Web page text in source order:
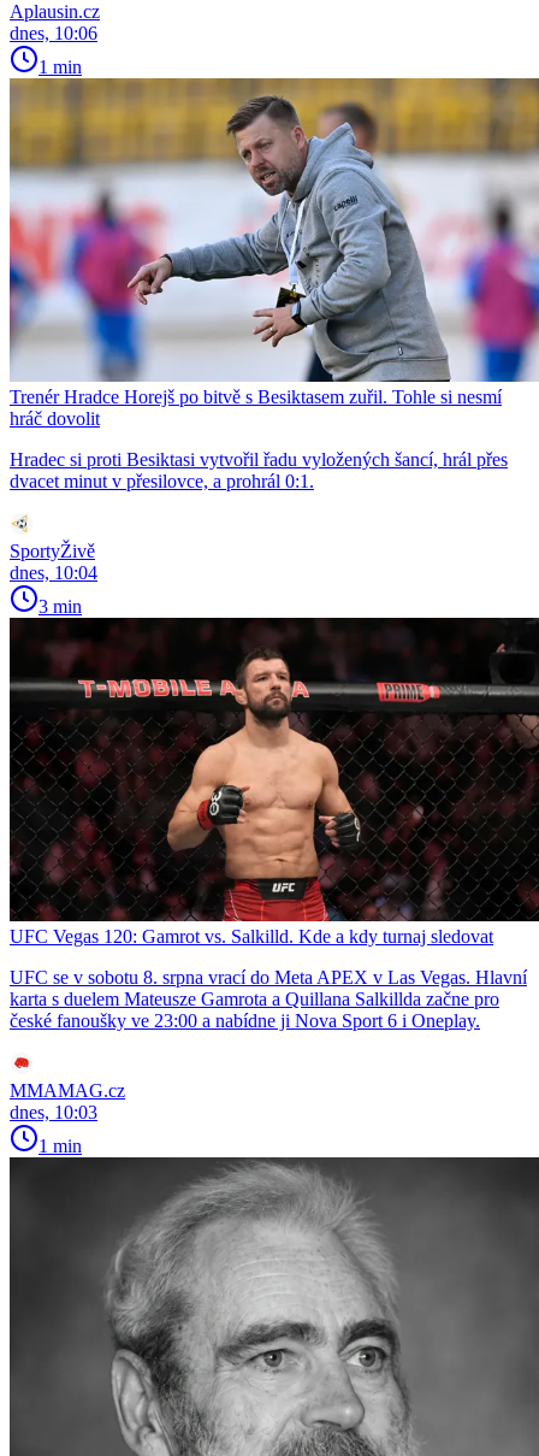
Aplausin.cz
dnes, 10:06
1 min
Trenér Hradce Horejš po bitvě s Besiktasem zuřil. Tohle si nesmí
hráč dovolit
Hradec si proti Besiktasi vytvořil řadu vyložených šancí, hrál přes
dvacet minut v přesilovce, a prohrál 0:1.
SportyŽivě
dnes, 10:04
3 min
UFC Vegas 120: Gamrot vs. Salkilld. Kde a kdy turnaj sledovat
UFC se v sobotu 8. srpna vrací do Meta APEX v Las Vegas. Hlavní
karta s duelem Mateusze Gamrota a Quillana Salkillda začne pro
české fanoušky ve 23:00 a nabídne ji Nova Sport 6 i Oneplay.
MMAMAG.cz
dnes, 10:03
1 min